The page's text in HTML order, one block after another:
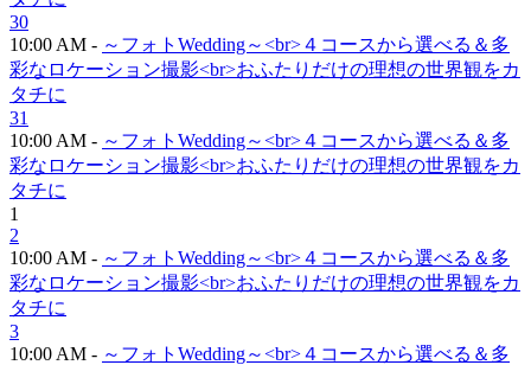
30
10:00 AM - ～フォトWedding～<br>４コースから選べる＆多
彩なロケーション撮影<br>おふたりだけの理想の世界観をカ
タチに
31
10:00 AM - ～フォトWedding～<br>４コースから選べる＆多
彩なロケーション撮影<br>おふたりだけの理想の世界観をカ
タチに
1
2
10:00 AM - ～フォトWedding～<br>４コースから選べる＆多
彩なロケーション撮影<br>おふたりだけの理想の世界観をカ
タチに
3
10:00 AM - ～フォトWedding～<br>４コースから選べる＆多